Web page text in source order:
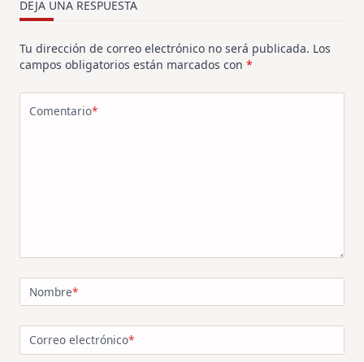
DEJA UNA RESPUESTA
Tu dirección de correo electrónico no será publicada. Los
campos obligatorios están marcados con *
Comentario*
Nombre*
Correo electrónico*